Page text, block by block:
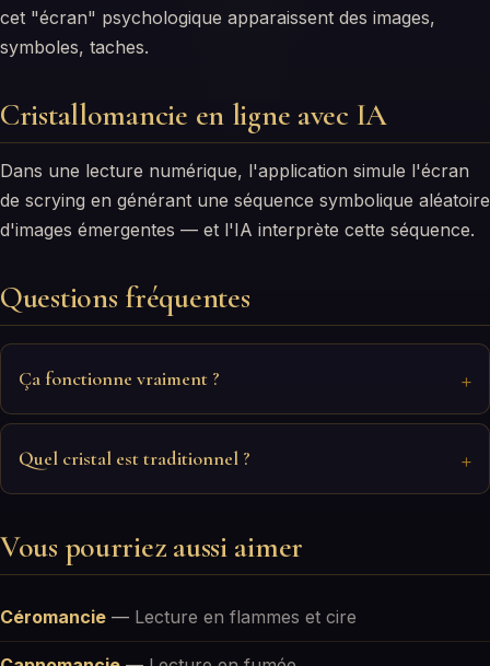
cet "écran" psychologique apparaissent des images,
symboles, taches.
Cristallomancie en ligne avec IA
Dans une lecture numérique, l'application simule l'écran
de scrying en générant une séquence symbolique aléatoire
d'images émergentes — et l'IA interprète cette séquence.
Questions fréquentes
Ça fonctionne vraiment ?
Quel cristal est traditionnel ?
Vous pourriez aussi aimer
Céromancie — Lecture en flammes et cire